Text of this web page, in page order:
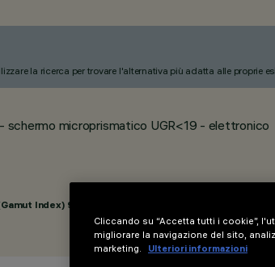
la ricerca per trovare l'alternativa più adatta alle proprie
microprismatico UGR<19 - elettronico
Index) 98
Cliccando su “Accetta tutti i cookie”,
migliorare la navigazione del sito,
marketing.
Ulteriori informazioni